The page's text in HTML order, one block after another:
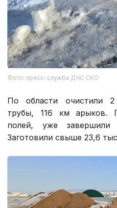
Фото: пресс-служба ДЧС СКО
По области очистили
трубы, 116 км арыков.
полей, уже
Заготовили свыше 23,6